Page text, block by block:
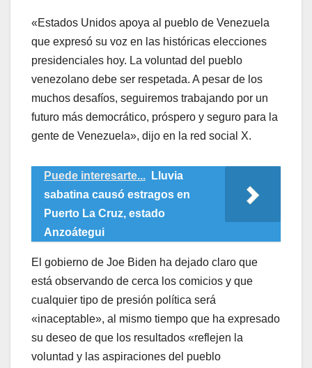
«Estados Unidos apoya al pueblo de Venezuela
que expresó su voz en las históricas elecciones
presidenciales hoy. La voluntad del pueblo
venezolano debe ser respetada. A pesar de los
muchos desafíos, seguiremos trabajando por un
futuro más democrático, próspero y seguro para la
gente de Venezuela», dijo en la red social X.
Puede interesarte...
Lluvia
sabatina causó estragos en
Puerto La Cruz, estado
Anzoátegui
El gobierno de Joe Biden ha dejado claro que
está observando de cerca los comicios y que
cualquier tipo de presión política será
«inaceptable», al mismo tiempo que ha expresado
su deseo de que los resultados «reflejen la
voluntad y las aspiraciones del pueblo